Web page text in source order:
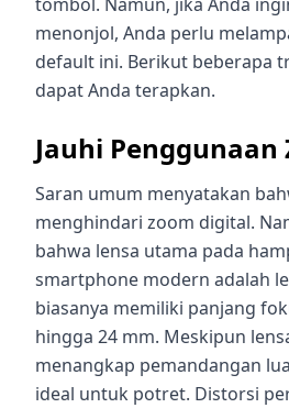
menonjol, Anda perlu
default ini. Berikut beberapa
dapat Anda terapkan.
Jauhi
Saran umum menyatakan
menghindari zoom digital.
bahwa lensa utama pada
smartphone modern adalah
biasanya memiliki panjang
hingga 24 mm. Meskipun
menangkap pemandangan
ideal untuk potret. Distorsi